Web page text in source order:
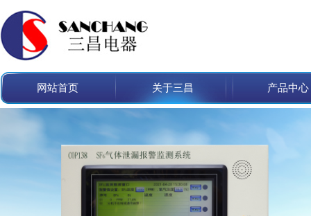
网站首页 关于三昌 产品中心